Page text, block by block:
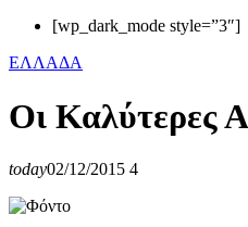
[wp_dark_mode style=”3″]
ΕΛΛΑΔΑ
Οι Καλύτερες
today02/12/2015 4